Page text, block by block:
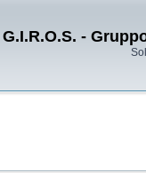
G.I.R.O.S. -